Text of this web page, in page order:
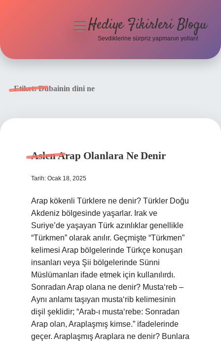
menüyüHediye Fikirleri Blogu
Sevdiklerine sürpriz yapmanın yolları!
Etiket:Dubainin dini ne
Aslen Arap Olanlara Ne Denir
Tarih: Ocak 18, 2025
Arap kökenli Türklere ne denir? Türkler Doğu
Akdeniz bölgesinde yaşarlar. Irak ve
Suriye’de yaşayan Türk azınlıklar genellikle
“Türkmen” olarak anılır. Geçmişte “Türkmen”
kelimesi Arap bölgelerinde Türkçe konuşan
insanları veya Şii bölgelerinde Sünni
Müslümanları ifade etmek için kullanılırdı.
Sonradan Arap olana ne denir? Musta‘reb –
Aynı anlamı taşıyan musta‘rib kelimesinin
dişil şeklidir; “Arab-ı musta‘rebe: Sonradan
Arap olan, Araplaşmış kimse.” ifadelerinde
geçer. Araplaşmış Araplara ne denir? Bunlara